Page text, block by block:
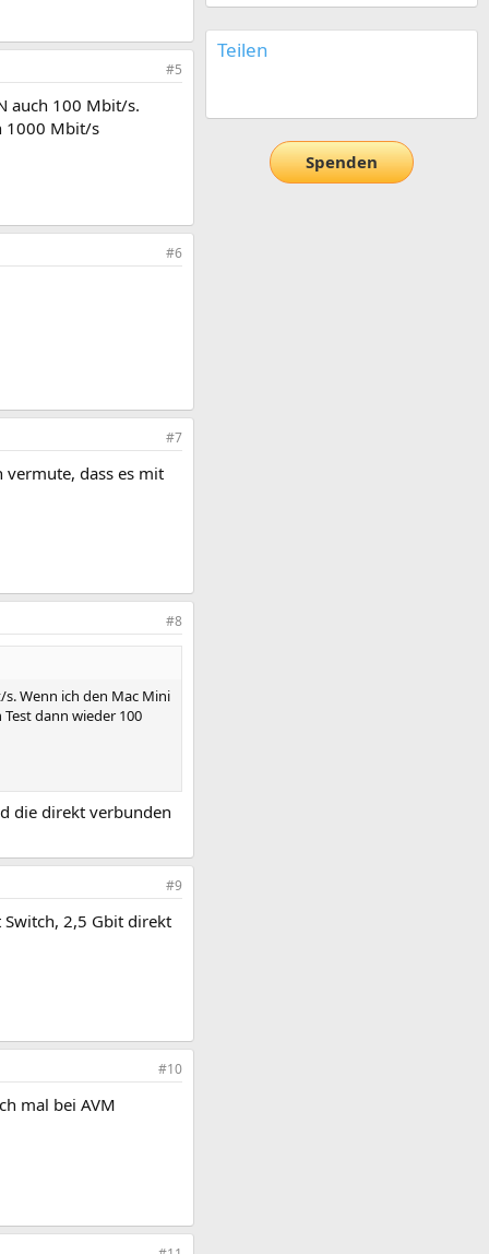
#5
auch 100 Mbit/s.
1000 Mbit/s
#6
#7
vermute, dass es mit
#8
Wenn ich den Mac Mini
dann wieder 100
die direkt verbunden
#9
2,5 Gbit direkt
#10
mal bei AVM
Teilen
Spenden